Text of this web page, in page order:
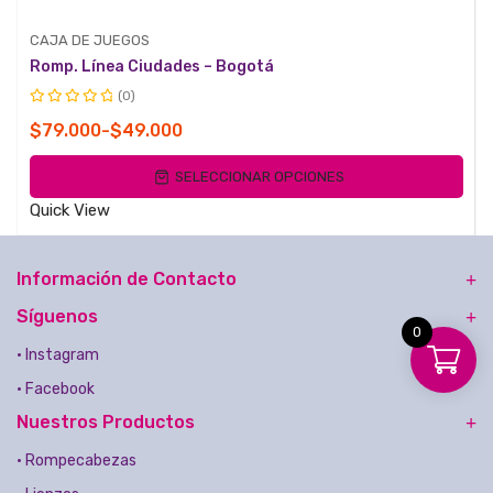
CAJA DE JUEGOS
Romp. Línea Ciudades – Bogotá
con
0
5
(0)
$49.000
-
$79.000
Rango
de
desde
$49.000
$79.000
SELECCIONAR OPCIONES
Quick View
Información de Contacto
Síguenos
• Instagram
• Facebook
Nuestros Productos
• Rompecabezas
0